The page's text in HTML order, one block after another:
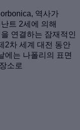
역사가
트 2세에 의해
연결하는 잠재적인
2차 세계 대전 동안
에는 나폴리의 표면
소로